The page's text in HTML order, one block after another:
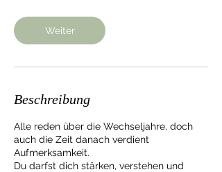
M
n
Weiter
Beschreibung
Alle reden über die Wechseljahre, doch
auch die Zeit danach verdient
Aufmerksamkeit.
Du darfst dich stärken, verstehen und